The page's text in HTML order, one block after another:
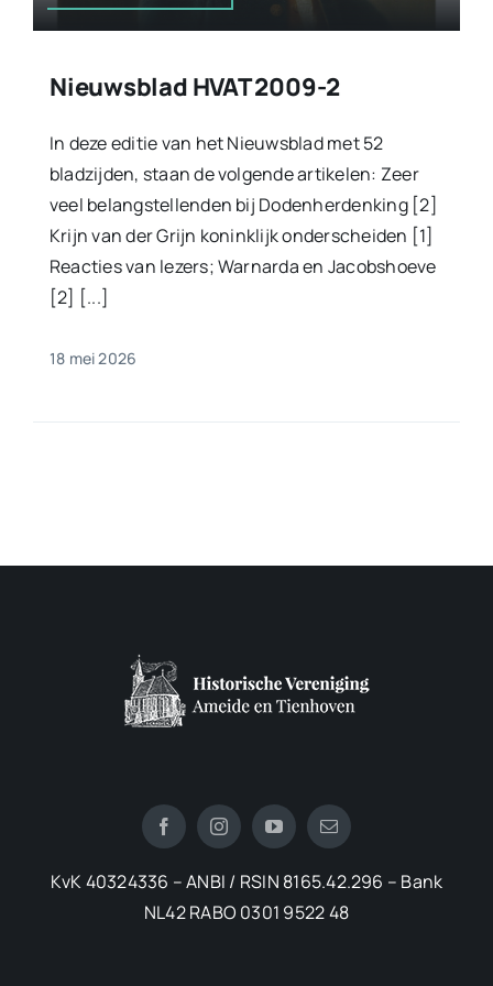
Nieuwsblad HVAT 2009-2
In deze editie van het Nieuwsblad met 52
bladzijden, staan de volgende artikelen: Zeer
veel belangstellenden bij Dodenherdenking [2]
Krijn van der Grijn koninklijk onderscheiden [1]
Reacties van lezers; Warnarda en Jacobshoeve
[2] [...]
18 mei 2026
KvK 40324336 – ANBI / RSIN 8165.42.296 – Bank
NL42 RABO 0301 9522 48